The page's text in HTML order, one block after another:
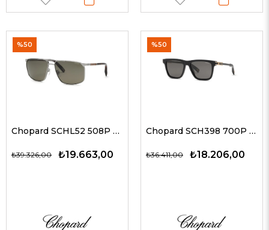
Chopard SCHL52 508P 64 G Erkek Güneş Gözlükleri
₺19.663,00
₺39.326,00
%50
Chopard SCH398 700P 57 G Erkek Güneş Gözlükleri
₺18.206,00
₺36.411,00
%50